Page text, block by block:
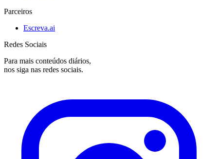
Parceiros
Escreva.ai
Redes Sociais
Para mais conteúdos diários,
nos siga nas redes sociais.